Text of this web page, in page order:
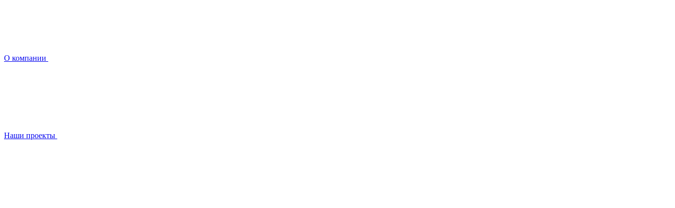
О компании
Наши проекты